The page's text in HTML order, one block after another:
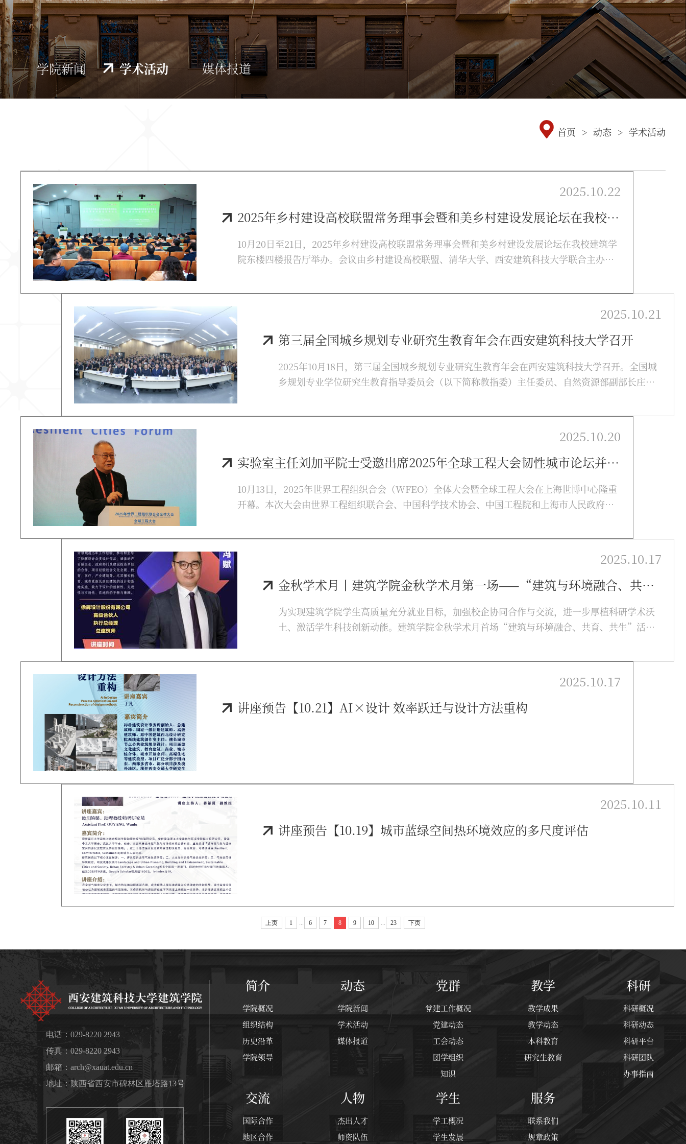
学院新闻 学术活动 媒体报道
首页 > 动态 > 学术活动
2025.10.22
2025年乡村建设高校联盟常务理事会暨和美乡村建设发展论坛在我校举行
10月20日至21日，2025年乡村建设高校联盟常务理事会暨和美乡村建设发展论坛在我校建筑学
院东楼四楼报告厅举办。会议由乡村建设高校联盟、清华大学、西安建筑科技大学联合主办，
2025.10.21
第三届全国城乡规划专业研究生教育年会在西安建筑科技大学召开
2025年10月18日，第三届全国城乡规划专业研究生教育年会在西安建筑科技大学召开。全国城
乡规划专业学位研究生教育指导委员会（以下简称教指委）主任委员、自然资源部副部长庄少
2025.10.20
实验室主任刘加平院士受邀出席2025年全球工程大会韧性城市论坛并作主旨报告
10月13日，2025年世界工程组织合会（WFEO）全体大会暨全球工程大会在上海世博中心隆重
开幕。本次大会由世界工程组织联合会、中国科学技术协会、中国工程院和上海市人民政府联
2025.10.17
金秋学术月丨建筑学院金秋学术月第一场——“建筑与环境融合、共育、共生”学术交流活动顺利举行
为实现建筑学院学生高质量充分就业目标，加强校企协同合作与交流，进一步厚植科研学术沃
土、激活学生科技创新动能。建筑学院金秋学术月首场“建筑与环境融合、共育、共生”活动
2025.10.17
讲座预告【10.21】AI×设计 效率跃迁与设计方法重构
2025.10.11
讲座预告【10.19】城市蓝绿空间热环境效应的多尺度评估
上页 1 6 7 8 9 10 23 下页
电话：029-8220 2943
传真：029-8220 2943
邮箱：arch@xauat.edu.cn
地址：陕西省西安市碑林区雁塔路13号
简介
学院概况
组织结构
历史沿革
学院领导
动态
学院新闻
学术活动
媒体报道
党群
党建工作概况
党建动态
工会动态
团学组织
知识
教学
教学成果
教学动态
本科教育
研究生教育
科研
科研概况
科研动态
科研平台
科研团队
办事指南
交流
国际合作
地区合作
人物
杰出人才
师资队伍
学生
学工概况
学生发展
服务
联系我们
规章政策